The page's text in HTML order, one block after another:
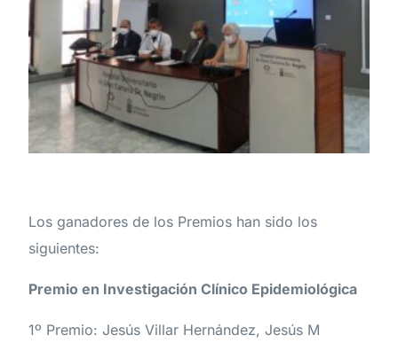
Los ganadores de los Premios han sido los
siguientes:
Premio en Investigación Clínico Epidemiológica
1º Premio: Jesús Villar Hernández, Jesús M